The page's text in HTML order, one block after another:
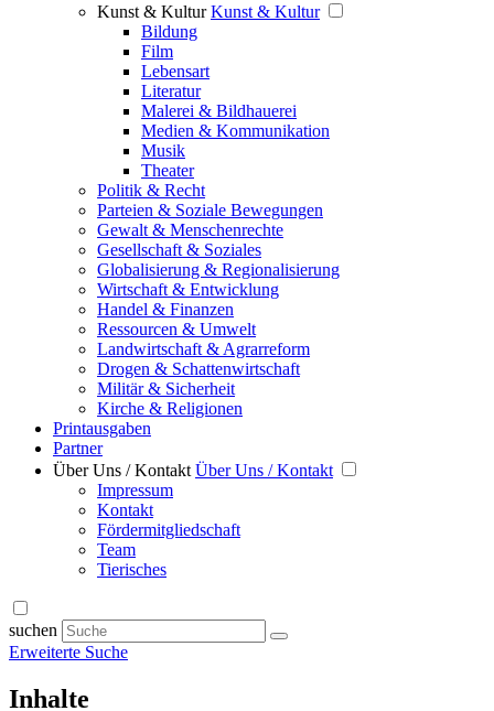
Kunst & Kultur Kunst & Kultur
Bildung
Film
Lebensart
Literatur
Malerei & Bildhauerei
Medien & Kommunikation
Musik
Theater
Politik & Recht
Parteien & Soziale Bewegungen
Gewalt & Menschenrechte
Gesellschaft & Soziales
Globalisierung & Regionalisierung
Wirtschaft & Entwicklung
Handel & Finanzen
Ressourcen & Umwelt
Landwirtschaft & Agrarreform
Drogen & Schattenwirtschaft
Militär & Sicherheit
Kirche & Religionen
Printausgaben
Partner
Über Uns / Kontakt Über Uns / Kontakt
Impressum
Kontakt
Fördermitgliedschaft
Team
Tierisches
suchen
Erweiterte Suche
Inhalte